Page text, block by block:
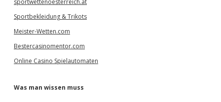
sportwettenoesterreich.at
Sportbekleidung & Trikots
Meister-Wetten.com
Bestercasinomentor.com
Online Casino Spielautomaten
Was man wissen muss